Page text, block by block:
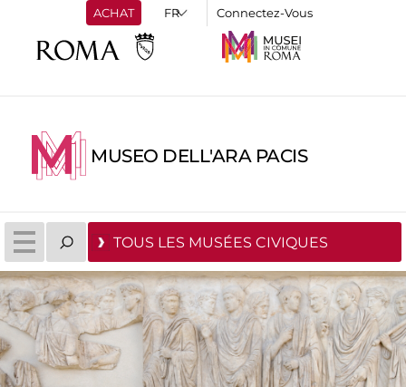
ACHAT Connectez-Vous
MUSEO DELL'ARA PACIS
TOUS LES MUSÉES CIVIQUES